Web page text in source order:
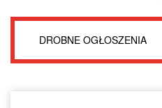
DROBNE OGŁOSZENIA